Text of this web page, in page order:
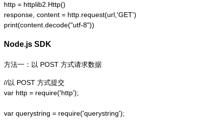
http = httplib2.Http()
response, content = http.request(url,'GET')
print(content.decode("utf-8"))
Node.js SDK
方法一：以 POST 方式请求数据
//以 POST 方式提交
var http = require('http');
var querystring = require('querystring');